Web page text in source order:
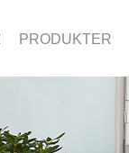
PRODUKTER